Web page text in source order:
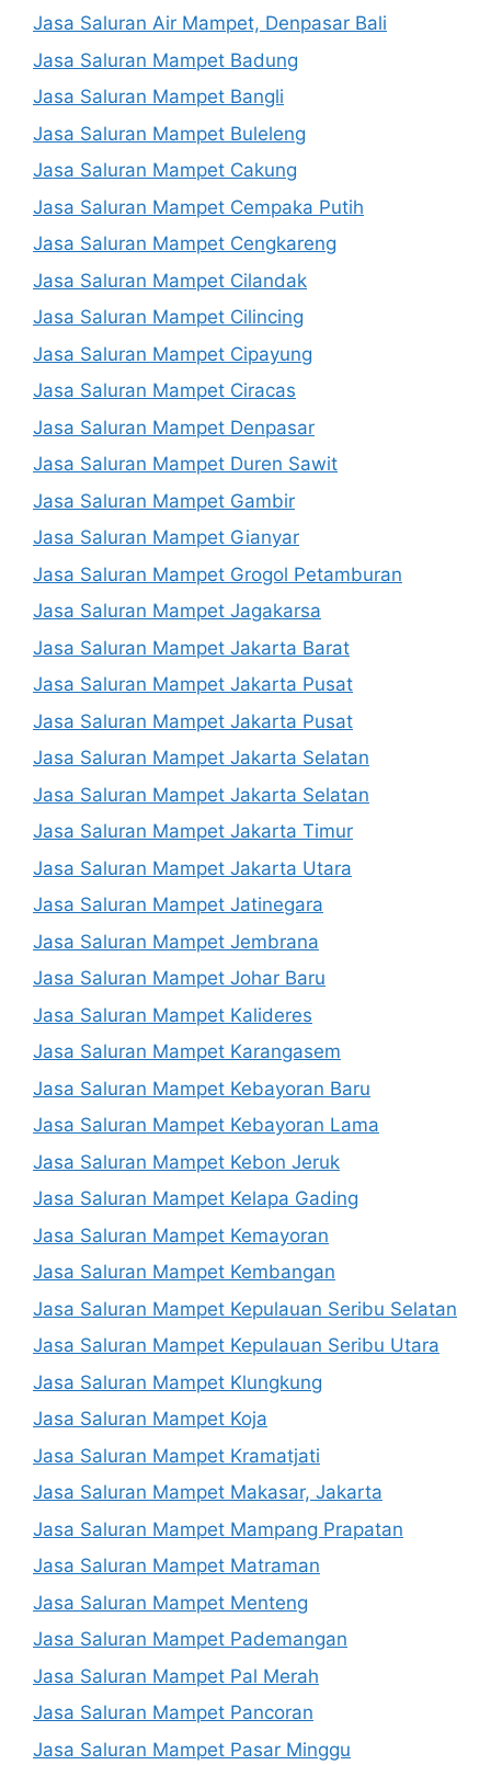
Jasa Saluran Air Mampet, Denpasar Bali
Jasa Saluran Mampet Badung
Jasa Saluran Mampet Bangli
Jasa Saluran Mampet Buleleng
Jasa Saluran Mampet Cakung
Jasa Saluran Mampet Cempaka Putih
Jasa Saluran Mampet Cengkareng
Jasa Saluran Mampet Cilandak
Jasa Saluran Mampet Cilincing
Jasa Saluran Mampet Cipayung
Jasa Saluran Mampet Ciracas
Jasa Saluran Mampet Denpasar
Jasa Saluran Mampet Duren Sawit
Jasa Saluran Mampet Gambir
Jasa Saluran Mampet Gianyar
Jasa Saluran Mampet Grogol Petamburan
Jasa Saluran Mampet Jagakarsa
Jasa Saluran Mampet Jakarta Barat
Jasa Saluran Mampet Jakarta Pusat
Jasa Saluran Mampet Jakarta Pusat
Jasa Saluran Mampet Jakarta Selatan
Jasa Saluran Mampet Jakarta Selatan
Jasa Saluran Mampet Jakarta Timur
Jasa Saluran Mampet Jakarta Utara
Jasa Saluran Mampet Jatinegara
Jasa Saluran Mampet Jembrana
Jasa Saluran Mampet Johar Baru
Jasa Saluran Mampet Kalideres
Jasa Saluran Mampet Karangasem
Jasa Saluran Mampet Kebayoran Baru
Jasa Saluran Mampet Kebayoran Lama
Jasa Saluran Mampet Kebon Jeruk
Jasa Saluran Mampet Kelapa Gading
Jasa Saluran Mampet Kemayoran
Jasa Saluran Mampet Kembangan
Jasa Saluran Mampet Kepulauan Seribu Selatan
Jasa Saluran Mampet Kepulauan Seribu Utara
Jasa Saluran Mampet Klungkung
Jasa Saluran Mampet Koja
Jasa Saluran Mampet Kramatjati
Jasa Saluran Mampet Makasar, Jakarta
Jasa Saluran Mampet Mampang Prapatan
Jasa Saluran Mampet Matraman
Jasa Saluran Mampet Menteng
Jasa Saluran Mampet Pademangan
Jasa Saluran Mampet Pal Merah
Jasa Saluran Mampet Pancoran
Jasa Saluran Mampet Pasar Minggu